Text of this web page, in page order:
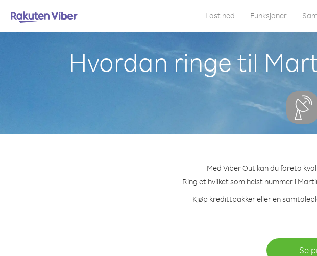
Last ned Funksjoner
Hvordan ringe til
Med Viber Out kan du foreta
Ring et hvilket som helst nummer i
Kjøp kredittpakker eller en
Se